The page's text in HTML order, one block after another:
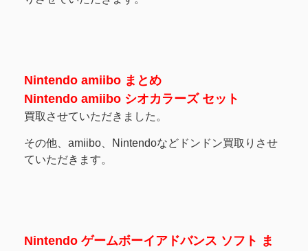
Nintendo amiibo まとめ
Nintendo amiibo シオカラーズ セット
買取させていただきました。
その他、amiibo、Nintendoなどドンドン買取りさせ
ていただきます。
Nintendo ゲームボーイアドバンス ソフト ま